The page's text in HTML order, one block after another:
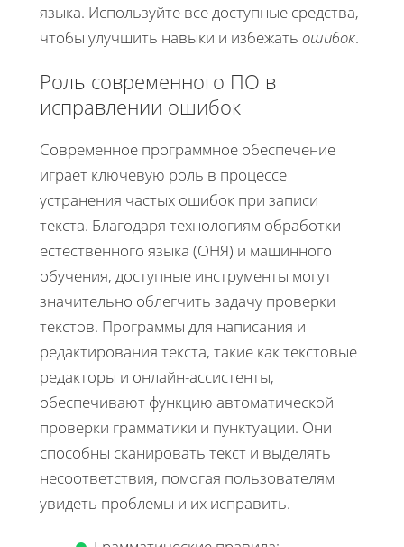
языка. Используйте все доступные средства,
чтобы улучшить навыки и избежать ошибок.
Роль современного ПО в
исправлении ошибок
Современное программное обеспечение
играет ключевую роль в процессе
устранения частых ошибок при записи
текста. Благодаря технологиям обработки
естественного языка (ОНЯ) и машинного
обучения, доступные инструменты могут
значительно облегчить задачу проверки
текстов. Программы для написания и
редактирования текста, такие как текстовые
редакторы и онлайн-ассистенты,
обеспечивают функцию автоматической
проверки грамматики и пунктуации. Они
способны сканировать текст и выделять
несоответствия, помогая пользователям
увидеть проблемы и их исправить.